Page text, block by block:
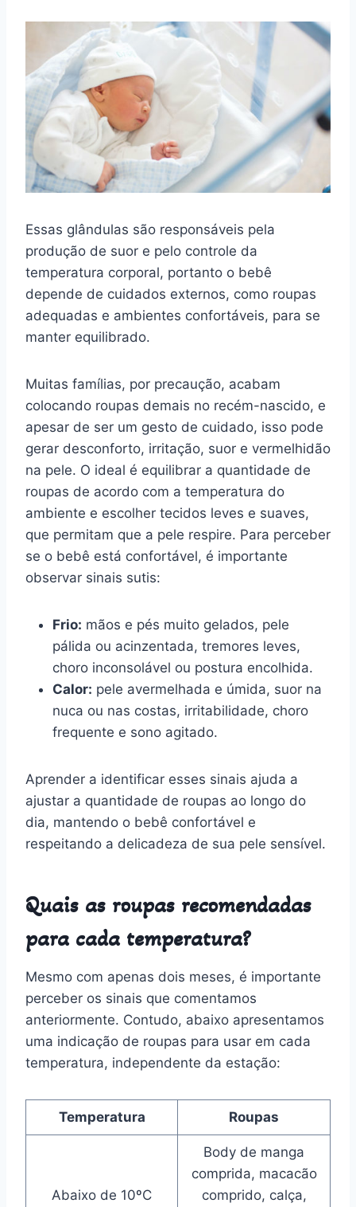
Essas glândulas são responsáveis pela
produção de suor e pelo controle da
temperatura corporal, portanto o bebê
depende de cuidados externos, como roupas
adequadas e ambientes confortáveis, para se
manter equilibrado.
Muitas famílias, por precaução, acabam
colocando roupas demais no recém-nascido, e
apesar de ser um gesto de cuidado, isso pode
gerar desconforto, irritação, suor e vermelhidão
na pele. O ideal é equilibrar a quantidade de
roupas de acordo com a temperatura do
ambiente e escolher tecidos leves e suaves,
que permitam que a pele respire. Para perceber
se o bebê está confortável, é importante
observar sinais sutis:
Frio: mãos e pés muito gelados, pele
pálida ou acinzentada, tremores leves,
choro inconsolável ou postura encolhida.
Calor: pele avermelhada e úmida, suor na
nuca ou nas costas, irritabilidade, choro
frequente e sono agitado.
Aprender a identificar esses sinais ajuda a
ajustar a quantidade de roupas ao longo do
dia, mantendo o bebê confortável e
respeitando a delicadeza de sua pele sensível.
Quais as roupas recomendadas
para cada temperatura?
Mesmo com apenas dois meses, é importante
perceber os sinais que comentamos
anteriormente. Contudo, abaixo apresentamos
uma indicação de roupas para usar em cada
temperatura, independente da estação:
Temperatura Roupas
Abaixo de 10ºC
Body de manga
comprida, macacão
comprido, calça,